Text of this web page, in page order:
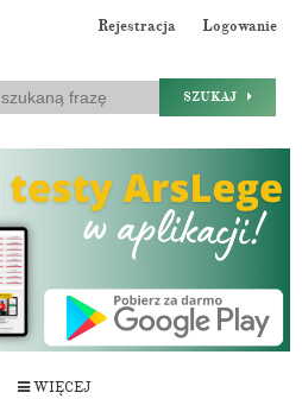
Rejestracja Logowanie
SZUKAJ
WIĘCEJ